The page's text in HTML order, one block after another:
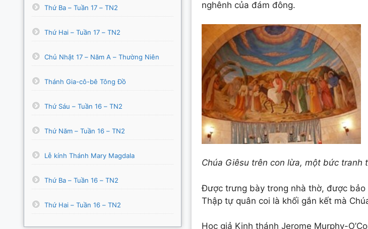
nghênh của đám đông.
Chúa Giêsu trên con lừa, một bức tranh
Được trưng bày trong nhà thờ, được
Thập tự quân coi là khối gắn kết mà
Học giả Kinh thánh Jerome Murphy-
Thứ Ba – Tuần 17 – TN2
Thứ Hai – Tuần 17 – TN2
Chủ Nhật 17 – Năm A – Thường Niên
Thánh Gia-cô-bê Tông Đồ
Thứ Sáu – Tuần 16 – TN2
Thứ Năm – Tuần 16 – TN2
Lễ kính Thánh Mary Magdala
Thứ Ba – Tuần 16 – TN2
Thứ Hai – Tuần 16 – TN2